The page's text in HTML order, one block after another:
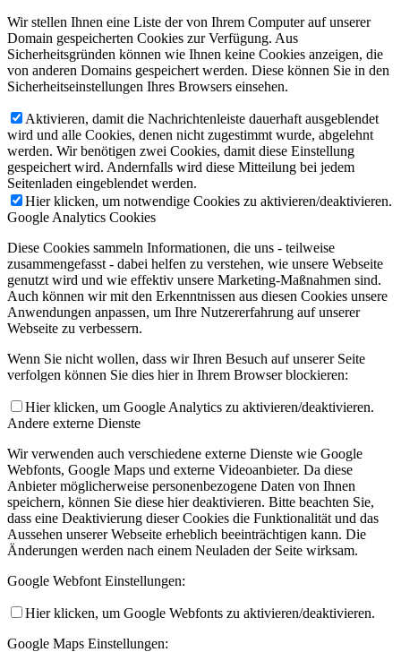
Wir stellen Ihnen eine Liste der von Ihrem Computer auf unserer
Domain gespeicherten Cookies zur Verfügung. Aus
Sicherheitsgründen können wie Ihnen keine Cookies anzeigen, die
von anderen Domains gespeichert werden. Diese können Sie in den
Sicherheitseinstellungen Ihres Browsers einsehen.
Aktivieren, damit die Nachrichtenleiste dauerhaft ausgeblendet
wird und alle Cookies, denen nicht zugestimmt wurde, abgelehnt
werden. Wir benötigen zwei Cookies, damit diese Einstellung
gespeichert wird. Andernfalls wird diese Mitteilung bei jedem
Seitenladen eingeblendet werden.
Hier klicken, um notwendige Cookies zu aktivieren/deaktivieren.
Google Analytics Cookies
Diese Cookies sammeln Informationen, die uns - teilweise
zusammengefasst - dabei helfen zu verstehen, wie unsere Webseite
genutzt wird und wie effektiv unsere Marketing-Maßnahmen sind.
Auch können wir mit den Erkenntnissen aus diesen Cookies unsere
Anwendungen anpassen, um Ihre Nutzererfahrung auf unserer
Webseite zu verbessern.
Wenn Sie nicht wollen, dass wir Ihren Besuch auf unserer Seite
verfolgen können Sie dies hier in Ihrem Browser blockieren:
Hier klicken, um Google Analytics zu aktivieren/deaktivieren.
Andere externe Dienste
Wir verwenden auch verschiedene externe Dienste wie Google
Webfonts, Google Maps und externe Videoanbieter. Da diese
Anbieter möglicherweise personenbezogene Daten von Ihnen
speichern, können Sie diese hier deaktivieren. Bitte beachten Sie,
dass eine Deaktivierung dieser Cookies die Funktionalität und das
Aussehen unserer Webseite erheblich beeinträchtigen kann. Die
Änderungen werden nach einem Neuladen der Seite wirksam.
Google Webfont Einstellungen:
Hier klicken, um Google Webfonts zu aktivieren/deaktivieren.
Google Maps Einstellungen: